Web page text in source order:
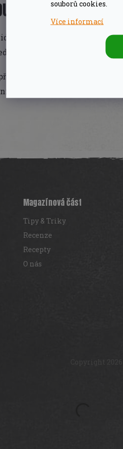
souborů cookies.
Více informací
tvar a na okrajích
kusu dřeva.
Dřevo se získává z
ošetřeno olivovým olejem.
Magazínová část
Tipy & Triky
Recenze
Recepty
O nás